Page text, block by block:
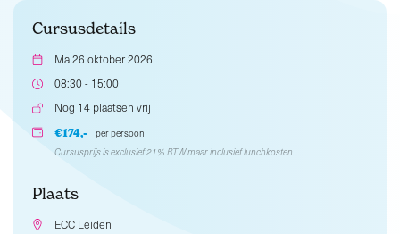
Cursusdetails
Ma 26 oktober 2026
08:30 - 15:00
Nog 14 plaatsen vrij
€174,-
per persoon
Cursusprijs is exclusief 21% BTW maar inclusief lunchkosten.
Plaats
ECC Leiden